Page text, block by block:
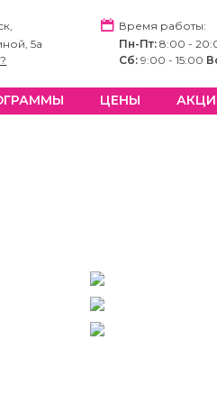
5а
Время работы:
Пн-Пт: 8:00 -
Сб: 9:00 - 15:00
ЦЕНЫ